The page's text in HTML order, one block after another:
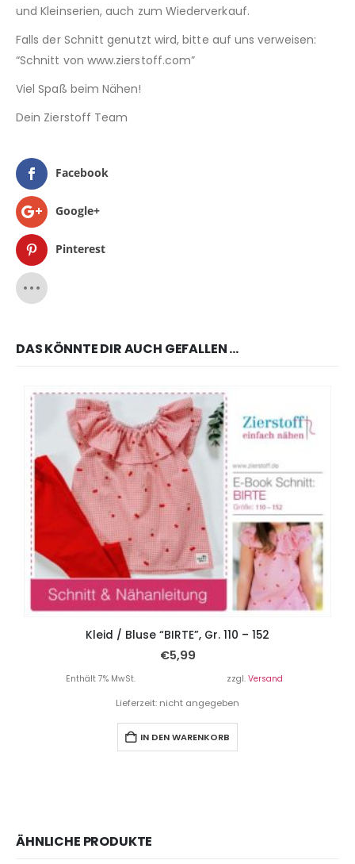
und Kleinserien, auch zum Wiederverkauf.
Falls der Schnitt genutzt wird, bitte auf uns verweisen:
“Schnitt von www.zierstoff.com”
Viel Spaß beim Nähen!
Dein Zierstoff Team
Facebook
Google+
Pinterest
DAS KÖNNTE DIR AUCH GEFALLEN …
Kleid / Bluse “BIRTE”, Gr. 110 – 152
€5,99
Enthält 7% MwSt. zzgl. Versand
Lieferzeit: nicht angegeben
IN DEN WARENKORB
ÄHNLICHE PRODUKTE